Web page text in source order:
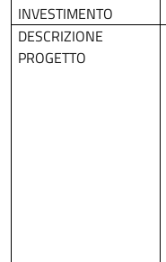
INVESTIMENTO
DESCRIZIONE
PROGETTO